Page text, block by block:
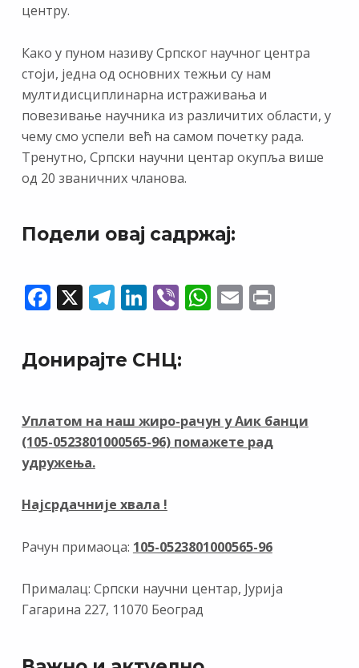
центру.
Како у пуном називу Српског научног центра
стоји, једна од основних тежњи су нам
мултидисциплинарна истраживања и
повезивање научника из различитих области, у
чему смо успели већ на самом почетку рада.
Тренутно, Српски научни центар окупља више
од 20 званичних чланова.
Подели овај садржај:
F
e
b
o
k
X T
e
gr
m
Li
k
e
n
Vi
er
W
p
p
E Pr
Донирајте СНЦ:
Уплатом на наш жиро-рачун у Аик банци
(105-0523801000565-96) помажете рад
удружења.
Најсрдачније хвала !
Рачун примаоца: 105-0523801000565-96
Прималац: Српски научни центар, Јурија
Гагарина 227, 11070 Београд